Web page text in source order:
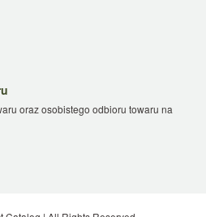
oraz osobistego odbioru towaru na